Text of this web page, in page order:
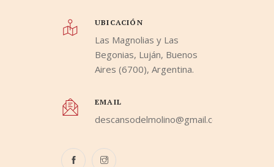
UBICACIÓN
Las Magnolias y Las
Begonias, Luján, Buenos
Aires (6700), Argentina.
EMAIL
descansodelmolino@gmail.com